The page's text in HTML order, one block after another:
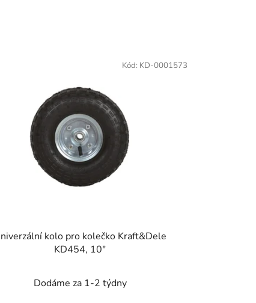
o
d
u
k
t
ů
kolo pro kolečko Kraft&Dele
KD454, 10"
Dodáme za 1-2 týdny
Kód: KD-0001573